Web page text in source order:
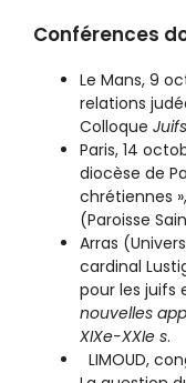
Conférences
Le Mans, 9
relations
Colloque
Paris, 14
diocèse de
chrétiennes
(Paroisse
Arras
cardinal
pour les juifs
nouvelles
XIXe-XXIe s.
LIMOUD,